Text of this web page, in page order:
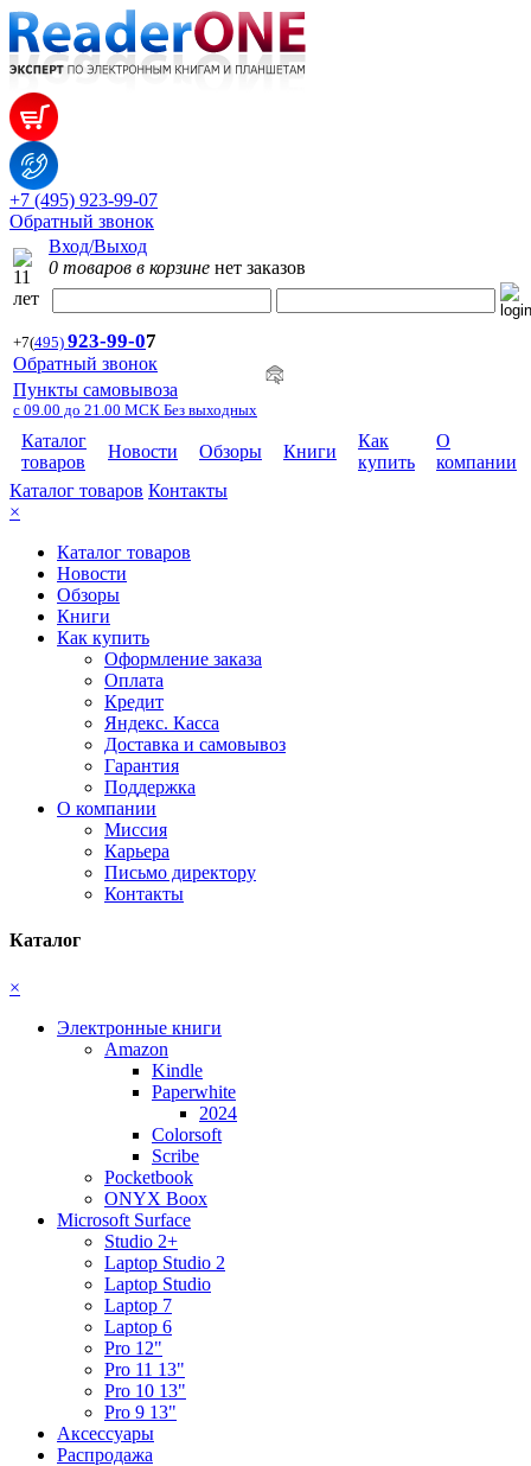
+7 (495) 923-99-07
Обратный звонок
Вход/Выход
0 товаров в корзине нет заказов
+7(495) 923-99-07
Обратный звонок
Пункты самовывоза
с 09.00 до 21.00 МСК Без выходных
Каталог
товаров
Новости Обзоры Книги
Как
купить
О
компании
Каталог товаров Контакты
×
Каталог товаров
Новости
Обзоры
Книги
Как купить
Оформление заказа
Оплата
Кредит
Яндекс. Касса
Доставка и самовывоз
Гарантия
Поддержка
О компании
Миссия
Карьера
Письмо директору
Контакты
Каталог
×
Электронные книги
Amazon
Kindle
Paperwhite
2024
Colorsoft
Scribe
Pocketbook
ONYX Boox
Microsoft Surface
Studio 2+
Laptop Studio 2
Laptop Studio
Laptop 7
Laptop 6
Pro 12"
Pro 11 13"
Pro 10 13"
Pro 9 13"
Аксессуары
Распродажа